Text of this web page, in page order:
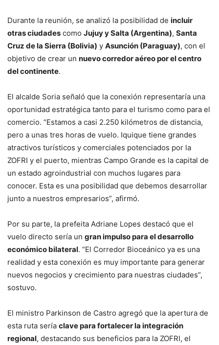
Durante la reunión, se analizó la posibilidad de incluir
otras ciudades como Jujuy y Salta (Argentina), Santa
Cruz de la Sierra (Bolivia) y Asunción (Paraguay), con el
objetivo de crear un nuevo corredor aéreo por el centro
del continente.
El alcalde Soria señaló que la conexión representaría una
oportunidad estratégica tanto para el turismo como para el
comercio. “Estamos a casi 2.250 kilómetros de distancia,
pero a unas tres horas de vuelo. Iquique tiene grandes
atractivos turísticos y comerciales potenciados por la
ZOFRI y el puerto, mientras Campo Grande es la capital de
un estado agroindustrial con muchos lugares para
conocer. Esta es una posibilidad que debemos desarrollar
junto a nuestros empresarios”, afirmó.
Por su parte, la prefeita Adriane Lopes destacó que el
vuelo directo sería un gran impulso para el desarrollo
económico bilateral. “El Corredor Bioceánico ya es una
realidad y esta conexión es muy importante para generar
nuevos negocios y crecimiento para nuestras ciudades”,
sostuvo.
El ministro Parkinson de Castro agregó que la apertura de
esta ruta sería clave para fortalecer la integración
regional, destacando sus beneficios para la ZOFRI, el